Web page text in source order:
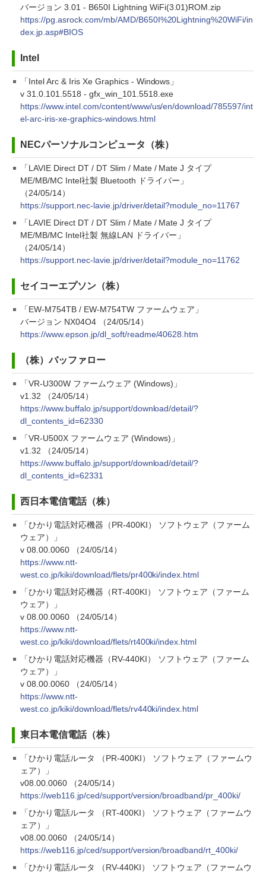
バージョン 3.01 - B650I Lightning WiFi(3.01)ROM.zip
https://pg.asrock.com/mb/AMD/B650I%20Lightning%20WiFi/in
dex.jp.asp#BIOS
Intel
「Intel Arc & Iris Xe Graphics - Windows」
v 31.0.101.5518 - gfx_win_101.5518.exe
https://www.intel.com/content/www/us/en/download/785597/int
el-arc-iris-xe-graphics-windows.html
NECパーソナルコンピュータ（株）
「LAVIE Direct DT / DT Slim / Mate / Mate J タイプ
ME/MB/MC Intel社製 Bluetooth ドライバー」
（24/05/14）
https://support.nec-lavie.jp/driver/detail?module_no=11767
「LAVIE Direct DT / DT Slim / Mate / Mate J タイプ
ME/MB/MC Intel社製 無線LAN ドライバー」
（24/05/14）
https://support.nec-lavie.jp/driver/detail?module_no=11762
セイコーエプソン（株）
「EW-M754TB / EW-M754TW ファームウェア」
バージョン NX04O4 （24/05/14）
https://www.epson.jp/dl_soft/readme/40628.htm
（株）バッファロー
「VR-U300W ファームウェア (Windows)」
v1.32 （24/05/14）
https://www.buffalo.jp/support/download/detail/?
dl_contents_id=62330
「VR-U500X ファームウェア (Windows)」
v1.32 （24/05/14）
https://www.buffalo.jp/support/download/detail/?
dl_contents_id=62331
西日本電信電話（株）
「ひかり電話対応機器（PR-400KI） ソフトウェア（ファーム
ウェア）」
v 08.00.0060 （24/05/14）
https://www.ntt-
west.co.jp/kiki/download/flets/pr400ki/index.html
「ひかり電話対応機器（RT-400KI） ソフトウェア（ファーム
ウェア）」
v 08.00.0060 （24/05/14）
https://www.ntt-
west.co.jp/kiki/download/flets/rt400ki/index.html
「ひかり電話対応機器（RV-440KI） ソフトウェア（ファーム
ウェア）」
v 08.00.0060 （24/05/14）
https://www.ntt-
west.co.jp/kiki/download/flets/rv440ki/index.html
東日本電信電話（株）
「ひかり電話ルータ （PR-400KI） ソフトウェア（ファームウ
ェア）」
v08.00.0060 （24/05/14）
https://web116.jp/ced/support/version/broadband/pr_400ki/
「ひかり電話ルータ （RT-400KI） ソフトウェア（ファームウ
ェア）」
v08.00.0060 （24/05/14）
https://web116.jp/ced/support/version/broadband/rt_400ki/
「ひかり電話ルータ （RV-440KI） ソフトウェア（ファームウ